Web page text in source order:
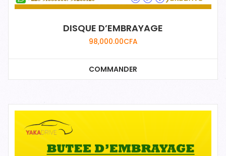
DISQUE D’EMBRAYAGE
98,000.00CFA
COMMANDER